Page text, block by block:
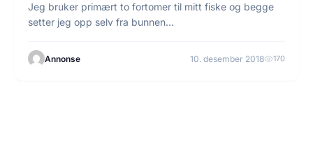
Jeg bruker primært to fortomer til mitt fiske og begge
setter jeg opp selv fra bunnen…
Annonse 10. desember 2018 170